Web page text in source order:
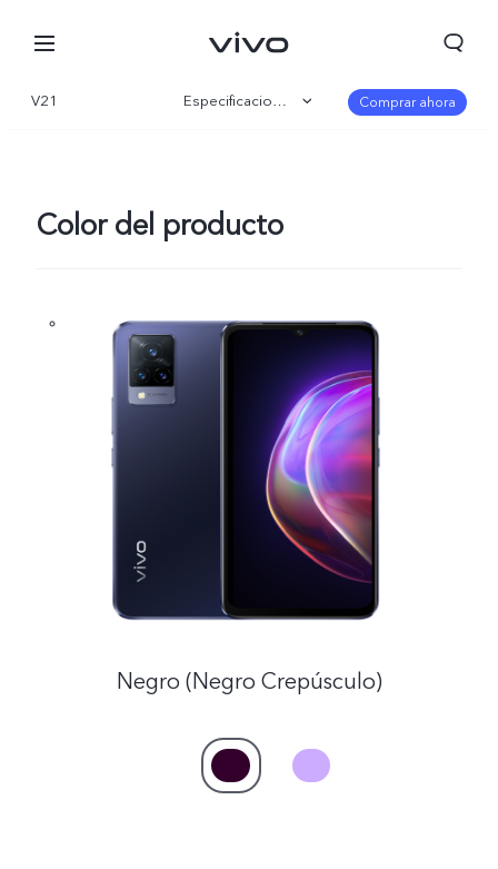
V21 Especificaciones Comprar ahora
Color del producto
Negro (Negro Crepúsculo)